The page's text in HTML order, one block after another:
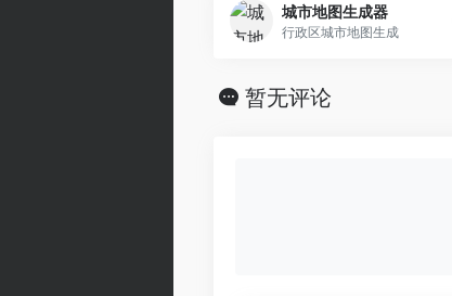
城市地图生成器
行政区城市地图生成
暂无评论